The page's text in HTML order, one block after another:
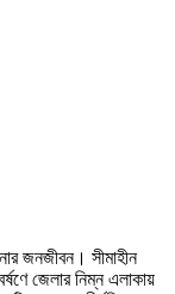
জনজীবন। সীমাহীন
জেলার নিম্ন এলাকায়